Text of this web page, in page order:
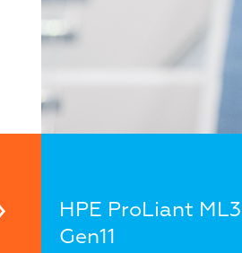
HPE ProLiant
Gen11